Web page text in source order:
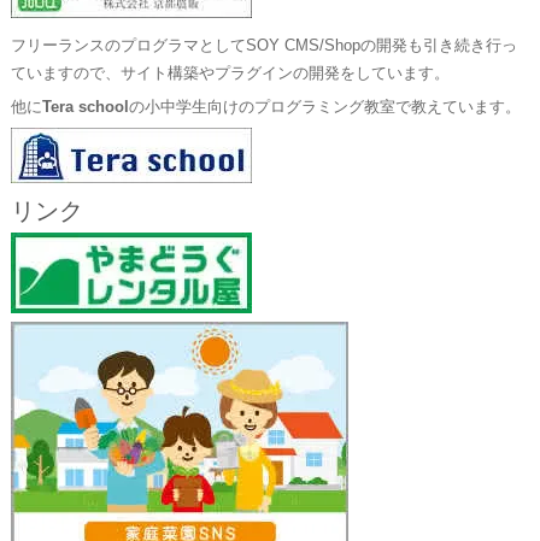
フリーランスのプログラマとしてSOY CMS/Shopの開発も引き続き行っ
ていますので、サイト構築やプラグインの開発をしています。
他にTera school の小中学生向けのプログラミング教室で教えています。
リンク